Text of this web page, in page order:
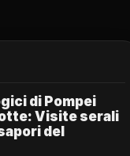
di Pompei
Visite serali
del